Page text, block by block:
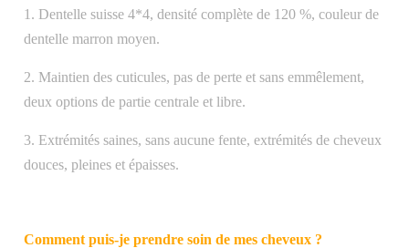
1. Dentelle suisse 4*4, densité complète de 120 %, couleur de
dentelle marron moyen.
2. Maintien des cuticules, pas de perte et sans emmêlement,
deux options de partie centrale et libre.
3. Extrémités saines, sans aucune fente, extrémités de cheveux
douces, pleines et épaisses.
Comment puis-je prendre soin de mes cheveux ?